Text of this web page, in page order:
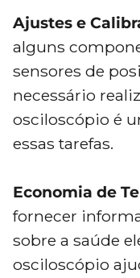
Ajustes e
alguns
sensores de
necessário
osciloscópio é
essas tarefas.
Economia de
fornecer
sobre a saúde
osciloscópio